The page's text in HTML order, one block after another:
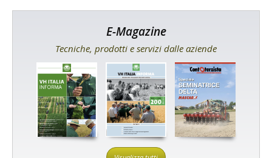
E-Magazine
Tecniche, prodotti e servizi dalle aziende